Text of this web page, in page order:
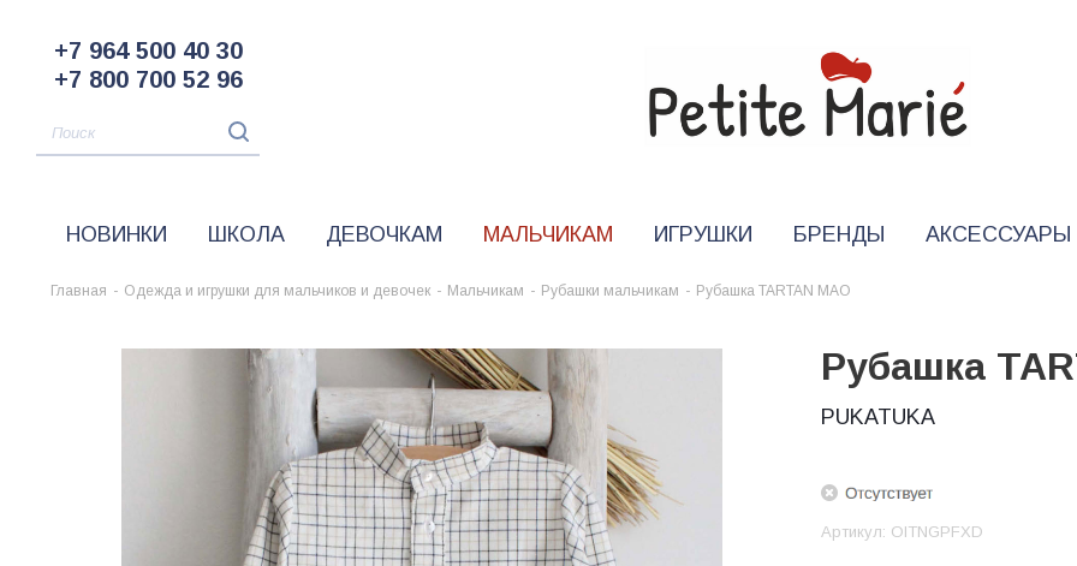
+7 964 500 40 30
+7 800 700 52 96
НОВИНКИ ШКОЛА ДЕВОЧКАМ МАЛЬЧИКАМ ИГРУШКИ БРЕНДЫ АКСЕССУАРЫ
Главная - Одежда и игрушки для мальчиков и девочек - Мальчикам - Рубашки мальчикам - Рубашка TARTAN MAO
Рубашка
PUKATUKA
Артикул: OITNGPFXD